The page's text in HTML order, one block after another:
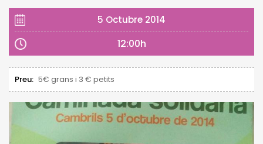
5 Octubre 2014
12:00h
Preu: 5€ grans i 3 € petits